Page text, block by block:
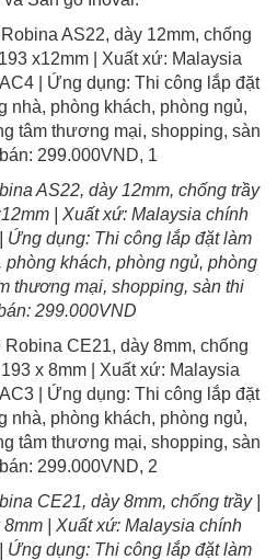
AS22, dày 12mm, chống trầy
| Xuất xứ: Malaysia chính
Ứng dụng: Thi công lắp đặt làm
phòng khách, phòng ngủ, phòng
thương mại, shopping, sàn thi
299.000VND
CE21, dày 8mm, chống trầy |
| Xuất xứ: Malaysia chính
Ứng dụng: Thi công lắp đặt làm